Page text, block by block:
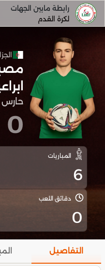
رابطة مابين الجهات
لكرة القدم
0
المباريات
6
دقائق اللعب
0
التفاصيل